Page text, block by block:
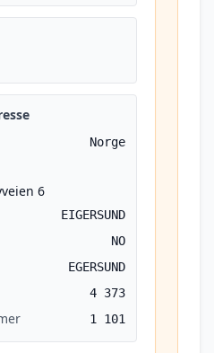
Norge
6
EIGERSUND
NO
EGERSUND
4 373
1 101